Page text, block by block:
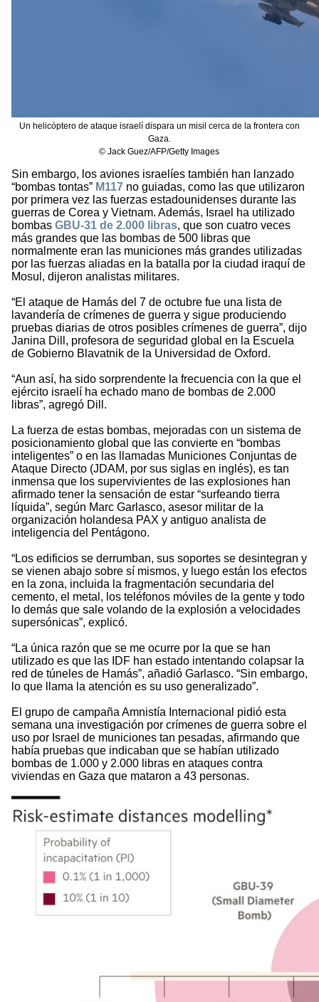
Un helicóptero de ataque israelí dispara un misil cerca de la frontera con
Gaza.
© Jack Guez/AFP/Getty Images
Sin embargo, los aviones israelíes también han lanzado
“bombas tontas” M117 no guiadas, como las que utilizaron
por primera vez las fuerzas estadounidenses durante las
guerras de Corea y Vietnam. Además, Israel ha utilizado
bombas GBU-31 de 2.000 libras, que son cuatro veces
más grandes que las bombas de 500 libras que
normalmente eran las municiones más grandes utilizadas
por las fuerzas aliadas en la batalla por la ciudad iraquí de
Mosul, dijeron analistas militares.
“El ataque de Hamás del 7 de octubre fue una lista de
lavandería de crímenes de guerra y sigue produciendo
pruebas diarias de otros posibles crímenes de guerra”, dijo
Janina Dill, profesora de seguridad global en la Escuela
de Gobierno Blavatnik de la Universidad de Oxford.
“Aun así, ha sido sorprendente la frecuencia con la que el
ejército israelí ha echado mano de bombas de 2.000
libras”, agregó Dill.
La fuerza de estas bombas, mejoradas con un sistema de
posicionamiento global que las convierte en “bombas
inteligentes” o en las llamadas Municiones Conjuntas de
Ataque Directo (JDAM, por sus siglas en inglés), es tan
inmensa que los supervivientes de las explosiones han
afirmado tener la sensación de estar “surfeando tierra
líquida”, según Marc Garlasco, asesor militar de la
organización holandesa PAX y antiguo analista de
inteligencia del Pentágono.
“Los edificios se derrumban, sus soportes se desintegran y
se vienen abajo sobre sí mismos, y luego están los efectos
en la zona, incluida la fragmentación secundaria del
cemento, el metal, los teléfonos móviles de la gente y todo
lo demás que sale volando de la explosión a velocidades
supersónicas”, explicó.
“La única razón que se me ocurre por la que se han
utilizado es que las IDF han estado intentando colapsar la
red de túneles de Hamás”, añadió Garlasco. “Sin embargo,
lo que llama la atención es su uso generalizado”.
El grupo de campaña Amnistía Internacional pidió esta
semana una investigación por crímenes de guerra sobre el
uso por Israel de municiones tan pesadas, afirmando que
había pruebas que indicaban que se habían utilizado
bombas de 1.000 y 2.000 libras en ataques contra
viviendas en Gaza que mataron a 43 personas.